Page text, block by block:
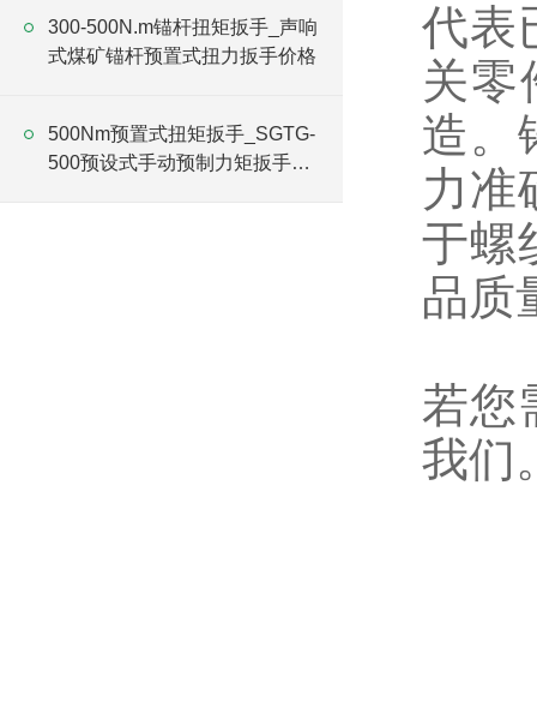
300-500N.m锚杆扭矩扳手_声响
式煤矿锚杆预置式扭力扳手价格
500Nm预置式扭矩扳手_SGTG-
500预设式手动预制力矩扳手价
代表
关零
造。
力准
于螺
品质
若您
我们